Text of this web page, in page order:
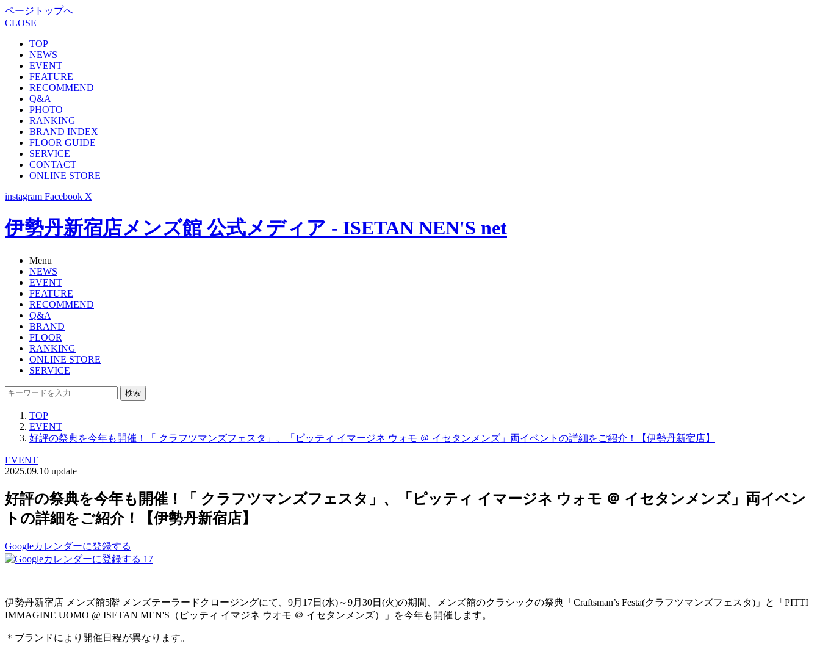
ページトップへ
CLOSE
TOP
NEWS
EVENT
FEATURE
RECOMMEND
Q&A
PHOTO
RANKING
BRAND INDEX
FLOOR GUIDE
SERVICE
CONTACT
ONLINE STORE
instagram Facebook X
伊勢丹新宿店メンズ館 公式メディア - ISETAN NEN'S net
Menu
NEWS
EVENT
FEATURE
RECOMMEND
Q&A
BRAND
FLOOR
RANKING
ONLINE STORE
SERVICE
検索
TOP
EVENT
好評の祭典を今年も開催！「 クラフツマンズフェスタ」、「ピッティ イマージネ ウォモ ＠ イセタンメンズ」両イベントの詳細をご紹介！【伊勢丹新宿店】
EVENT
2025.09.10 update
好評の祭典を今年も開催！「 クラフツマンズフェスタ」、「ピッティ イマージネ ウォモ ＠ イセタンメンズ」両イベン
トの詳細をご紹介！【伊勢丹新宿店】
Googleカレンダーに登録する
17
伊勢丹新宿店 メンズ館5階 メンズテーラードクロージングにて、9月17日(水)～9月30日(火)の期間、メンズ館のクラシックの祭典「Craftsman’s Festa(クラフツマンズフェスタ)」と「PITTI
IMMAGINE UOMO @ ISETAN MEN'S（ピッティ イマジネ ウオモ ＠ イセタンメンズ）」を今年も開催します。
＊ブランドにより開催日程が異なります。